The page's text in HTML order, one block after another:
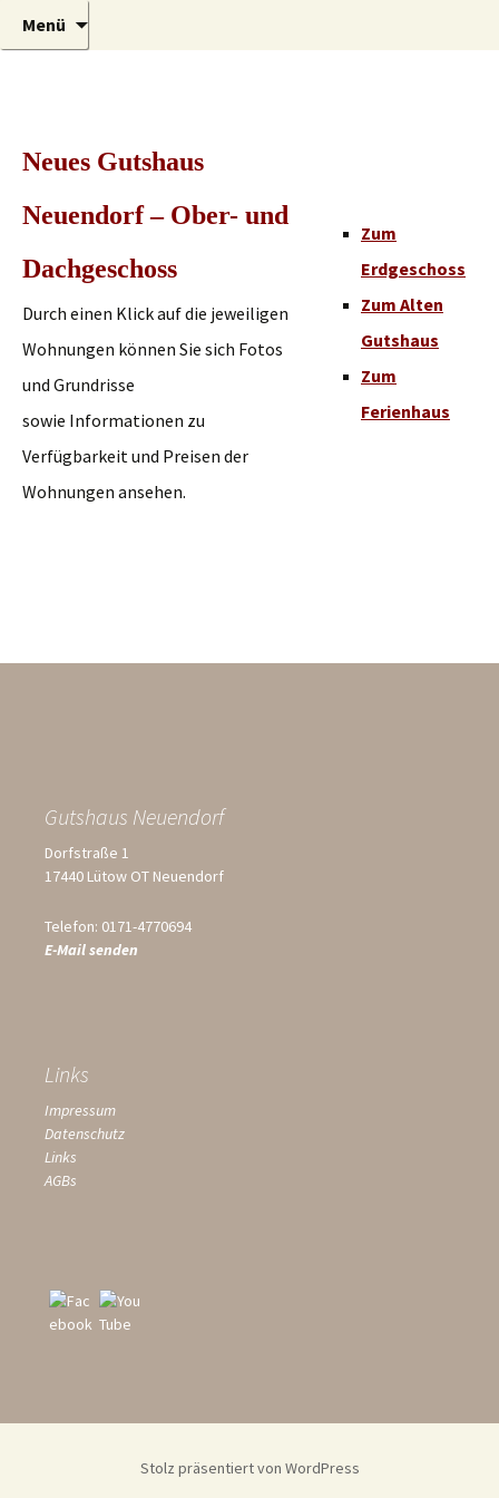
Gutshaus
Urlaub auf der Sonneninsel Usedom
Menü
Neues Gutshaus
Neuendorf – Ober- und
Dachgeschoss
Durch einen Klick auf die jeweiligen
Wohnungen können Sie sich Fotos
und Grundrisse
sowie Informationen zu
Verfügbarkeit und Preisen der
Wohnungen ansehen.
Zum
Erdgeschoss
Zum Alten
Gutshaus
Zum
Ferienhaus
Gutshaus Neuendorf
Dorfstraße 1
17440 Lütow OT Neuendorf
Telefon: 0171-4770694
E-Mail senden
Links
Impressum
Datenschutz
Links
AGBs
Stolz präsentiert von WordPress